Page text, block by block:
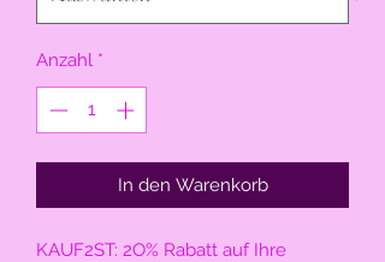
Anzahl *
In den Warenkorb
KAUF2ST: 2O% Rabatt auf Ihre